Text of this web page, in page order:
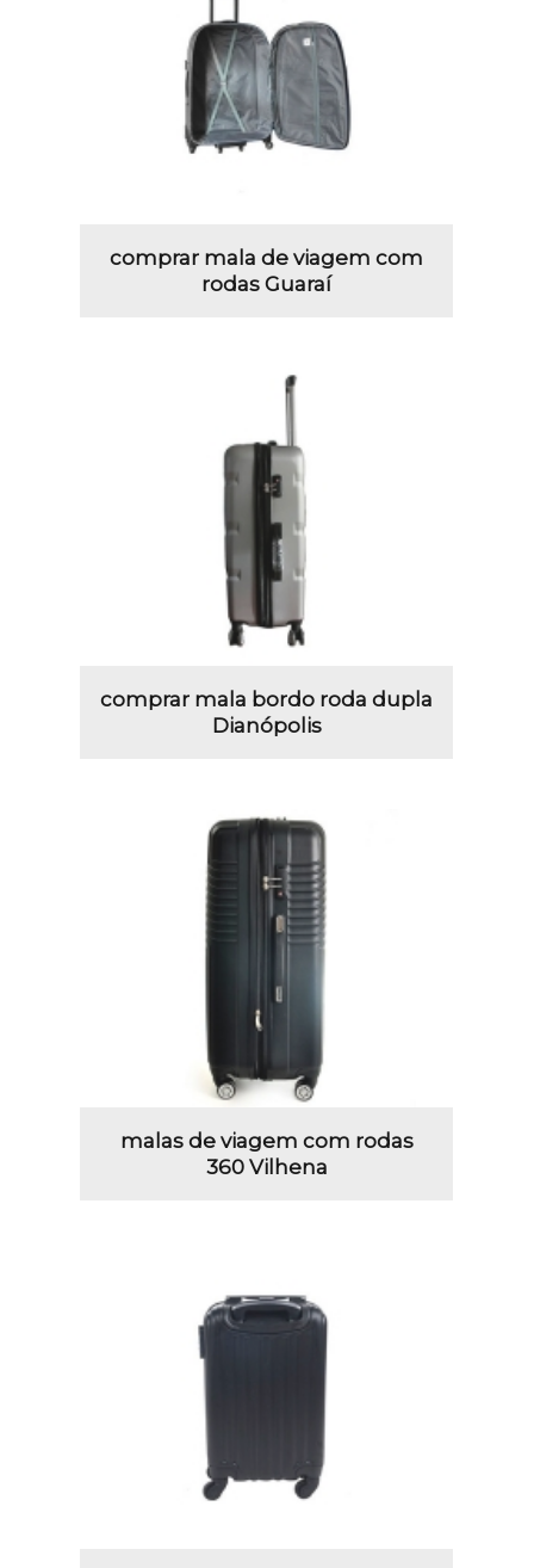
comprar mala de viagem com
rodas Guaraí
comprar mala bordo roda dupla
Dianópolis
malas de viagem com rodas
360 Vilhena